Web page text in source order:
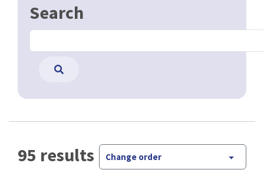
Search
95 results Change order